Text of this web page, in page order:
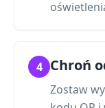
4 Chroń
Zostaw